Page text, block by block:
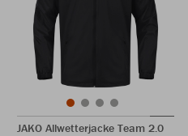
JAKO Allwetterjacke Team 2.0